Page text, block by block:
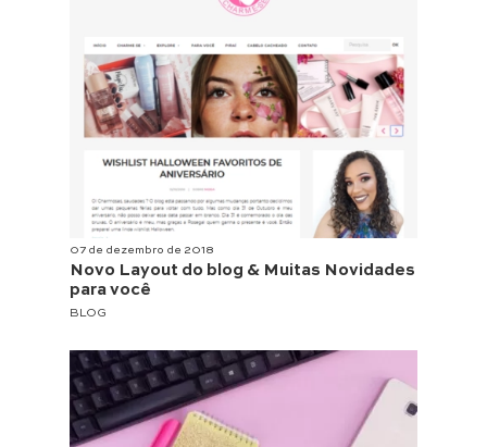
07 de dezembro de 2018
Novo Layout do blog & Muitas Novidades
para você
BLOG